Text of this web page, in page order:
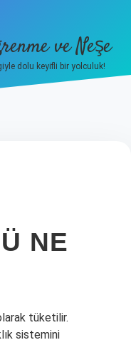
ve Neşe
dolu keyifli bir yolculuk!
NE
tüketilir.
sistemini